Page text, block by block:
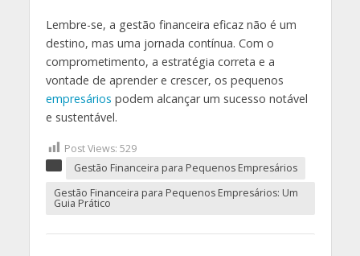
Lembre-se, a gestão financeira eficaz não é um
destino, mas uma jornada contínua. Com o
comprometimento, a estratégia correta e a
vontade de aprender e crescer, os pequenos
empresários podem alcançar um sucesso notável
e sustentável.
Post Views: 529
Gestão Financeira para Pequenos Empresários
Gestão Financeira para Pequenos Empresários: Um
Guia Prático